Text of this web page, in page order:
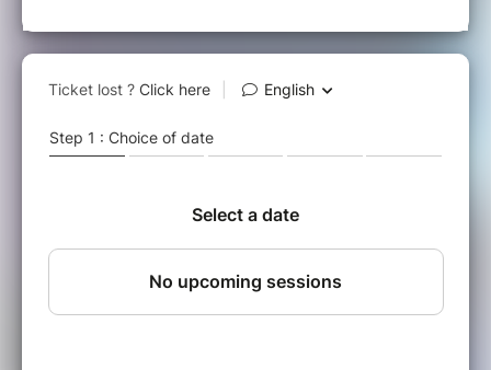
Boyer un univers sensible et un son aérien qui
ne laisse pas indifférent.
Influencé à la fois par Lage Lund, Gilad
que John Coltrane, Thelonious Monk ou
Ornette Coleman, Maxime Boyer est un jeune
Diplômé du CMDL (Centre des Musiques
Didier Lockwood), il propose un univers
musical où se mélangent tradition et
Créé en 2012, le créneau #JazzDeDemain a